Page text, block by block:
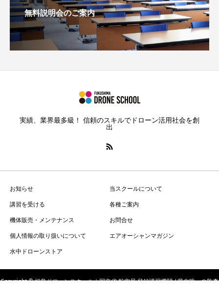
無料説明会のご案内
実績、業界最多級！ 信頼のスキルでドローン活用社会を創
出
お知らせ
当スクールについて
講習を受ける
各種ご案内
機体販売・メンテナンス
お問合せ
個人情報の取り扱いについて
エアオーシャンマガジン
水中ドローンストア
Copyright © 福島ドローンスクール｜国交省 航空局 登録講習機関 / 県内唯一の監査